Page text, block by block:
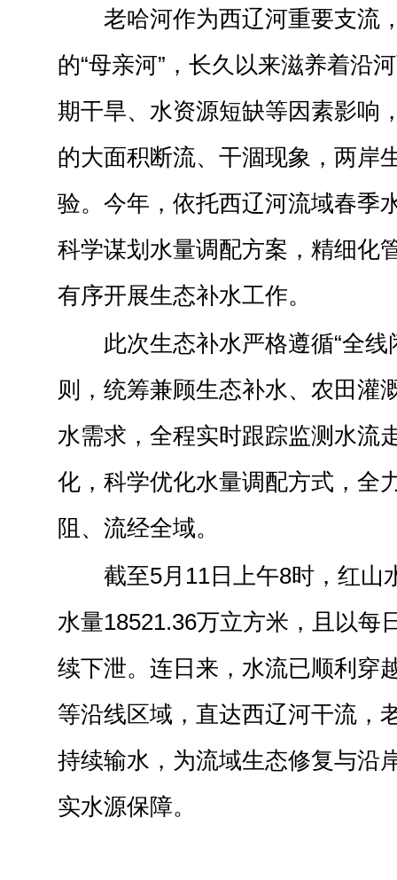
老哈河作为西辽河重要支流
的“母亲河” ，长久以来滋养着沿
期干旱、水资源短缺等因素影响
的大面积断流、干涸现象，两岸
验。今年，依托西辽河流域春季
科学谋划水量调配方案，精细化
有序开展生态补水工作。
此次生态补水严格遵循“全线
则，统筹兼顾生态补水、农田灌
水需求，全程实时跟踪监测水流
化，科学优化水量调配方式，全
阻、流经全域。
截至5月 11日上午8时，红山
水量18521.36万立方米，且以每
续下泄。连日来，水流已顺利穿
等沿线区域，直达西辽河干流，
持续输水，为流域生态修复与沿
实水源保障。